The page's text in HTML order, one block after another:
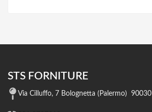
STS FORNITURE
Via Cilluffo, 7 Bolognetta (Palermo) 90030